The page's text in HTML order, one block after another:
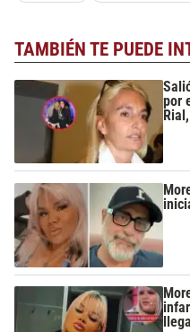
TAMBIÉN TE PUEDE
por